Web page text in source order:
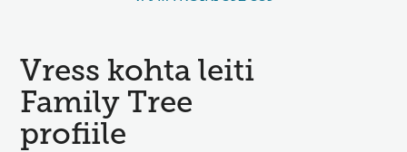
Vress kohta leiti
Family Tree
profiile